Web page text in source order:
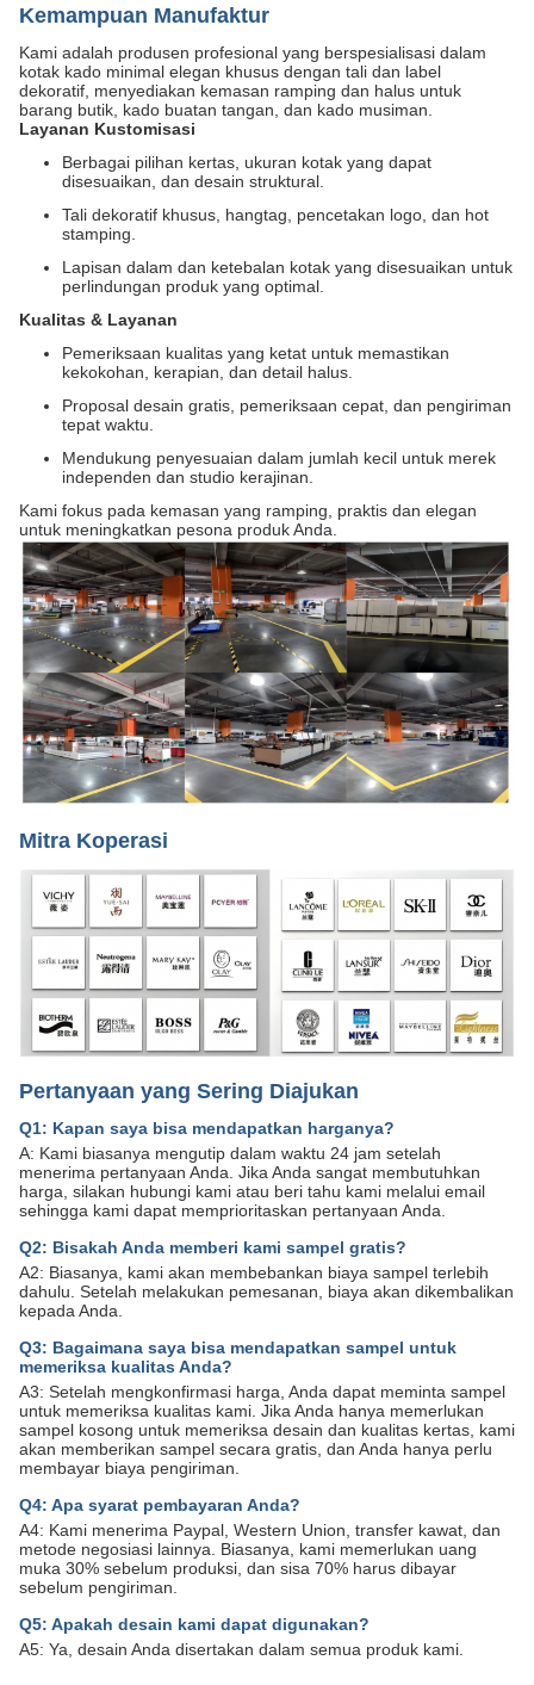
Kemampuan Manufaktur
Kami adalah produsen profesional yang berspesialisasi dalam
kotak kado minimal elegan khusus dengan tali dan label
dekoratif, menyediakan kemasan ramping dan halus untuk
barang butik, kado buatan tangan, dan kado musiman.
Layanan Kustomisasi
Berbagai pilihan kertas, ukuran kotak yang dapat
disesuaikan, dan desain struktural.
Tali dekoratif khusus, hangtag, pencetakan logo, dan hot
stamping.
Lapisan dalam dan ketebalan kotak yang disesuaikan untuk
perlindungan produk yang optimal.
Kualitas & Layanan
Pemeriksaan kualitas yang ketat untuk memastikan
kekokohan, kerapian, dan detail halus.
Proposal desain gratis, pemeriksaan cepat, dan pengiriman
tepat waktu.
Mendukung penyesuaian dalam jumlah kecil untuk merek
independen dan studio kerajinan.
Kami fokus pada kemasan yang ramping, praktis dan elegan
untuk meningkatkan pesona produk Anda.
Mitra Koperasi
Pertanyaan yang Sering Diajukan
Q1: Kapan saya bisa mendapatkan harganya?
A: Kami biasanya mengutip dalam waktu 24 jam setelah
menerima pertanyaan Anda. Jika Anda sangat membutuhkan
harga, silakan hubungi kami atau beri tahu kami melalui email
sehingga kami dapat memprioritaskan pertanyaan Anda.
Q2: Bisakah Anda memberi kami sampel gratis?
A2: Biasanya, kami akan membebankan biaya sampel terlebih
dahulu. Setelah melakukan pemesanan, biaya akan dikembalikan
kepada Anda.
Q3: Bagaimana saya bisa mendapatkan sampel untuk
memeriksa kualitas Anda?
A3: Setelah mengkonfirmasi harga, Anda dapat meminta sampel
untuk memeriksa kualitas kami. Jika Anda hanya memerlukan
sampel kosong untuk memeriksa desain dan kualitas kertas, kami
akan memberikan sampel secara gratis, dan Anda hanya perlu
membayar biaya pengiriman.
Q4: Apa syarat pembayaran Anda?
A4: Kami menerima Paypal, Western Union, transfer kawat, dan
metode negosiasi lainnya. Biasanya, kami memerlukan uang
muka 30% sebelum produksi, dan sisa 70% harus dibayar
sebelum pengiriman.
Q5: Apakah desain kami dapat digunakan?
A5: Ya, desain Anda disertakan dalam semua produk kami.